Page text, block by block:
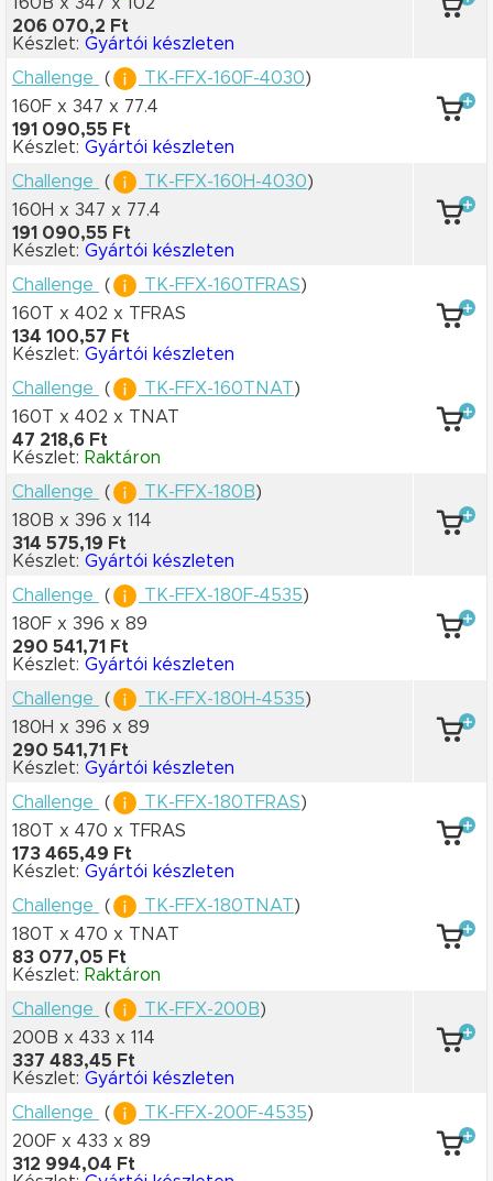
206 070,2 Ft
Készlet: Gyártói készleten
Challenge
( TK-FFX-160F-4030)
160F x 347 x 77.4
191 090,55 Ft
Készlet: Gyártói készleten
Challenge
( TK-FFX-160H-4030)
160H x 347 x 77.4
191 090,55 Ft
Készlet: Gyártói készleten
Challenge
( TK-FFX-160TFRAS)
160T x 402 x TFRAS
134 100,57 Ft
Készlet: Gyártói készleten
Challenge
( TK-FFX-160TNAT)
160T x 402 x TNAT
47 218,6 Ft
Készlet: Raktáron
Challenge
( TK-FFX-180B)
180B x 396 x 114
314 575,19 Ft
Készlet: Gyártói készleten
Challenge
( TK-FFX-180F-4535)
180F x 396 x 89
290 541,71 Ft
Készlet: Gyártói készleten
Challenge
( TK-FFX-180H-4535)
180H x 396 x 89
290 541,71 Ft
Készlet: Gyártói készleten
Challenge
( TK-FFX-180TFRAS)
180T x 470 x TFRAS
173 465,49 Ft
Készlet: Gyártói készleten
Challenge
( TK-FFX-180TNAT)
180T x 470 x TNAT
83 077,05 Ft
Készlet: Raktáron
Challenge
( TK-FFX-200B)
200B x 433 x 114
337 483,45 Ft
Készlet: Gyártói készleten
Challenge
( TK-FFX-200F-4535)
200F x 433 x 89
312 994,04 Ft